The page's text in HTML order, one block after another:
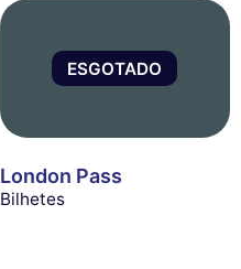
ESGOTADO
London Pass
Bilhetes